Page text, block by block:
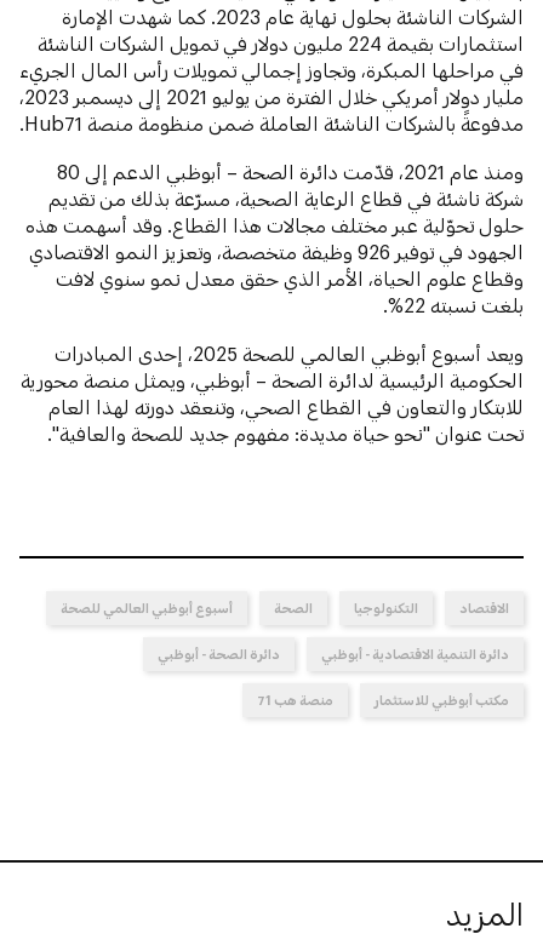
الشركات الناشئة بحلول نهاية عام 2023. كما شهدت الإمارة
استثمارات بقيمة 224 مليون دولار في تمويل الشركات الناشئة
في مراحلها المبكرة، وتجاوز إجمالي تمويلات رأس المال الجريء
مليار دولار أمريكي خلال الفترة من يوليو 2021 إلى ديسمبر 2023،
مدفوعةً بالشركات الناشئة العاملة ضمن منظومة منصة Hub71.
ومنذ عام 2021، قدّمت دائرة الصحة – أبوظبي الدعم إلى 80
شركة ناشئة في قطاع الرعاية الصحية، مسرّعة بذلك من تقديم
حلول تحوّلية عبر مختلف مجالات هذا القطاع. وقد أسهمت هذه
الجهود في توفير 926 وظيفة متخصصة، وتعزيز النمو الاقتصادي
وقطاع علوم الحياة، الأمر الذي حقق معدل نمو سنوي لافت
بلغت نسبته 22%.
ويعد أسبوع أبوظبي العالمي للصحة 2025، إحدى المبادرات
الحكومية الرئيسية لدائرة الصحة – أبوظبي، ويمثل منصة محورية
للابتكار والتعاون في القطاع الصحي، وتنعقد دورته لهذا العام
تحت عنوان "نحو حياة مديدة: مفهوم جديد للصحة والعافية".
الاقتصاد التكنولوجيا الصحة أسبوع أبوظبي العالمي للصحة
دائرة التنمية الاقتصادية - أبوظبي دائرة الصحة - أبوظبي
مكتب أبوظبي للاستثمار منصة هب 71
المزيد